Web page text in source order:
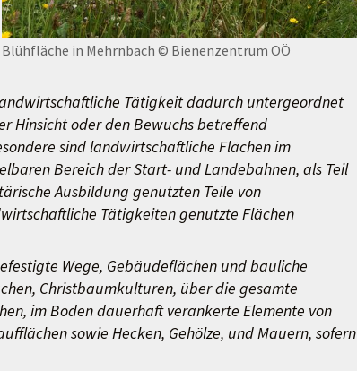
Blühfläche in Mehrnbach © Bienenzentrum OÖ
Tätigkeit dadurch untergeordnet
Hinsicht oder den Bewuchs betreffend
sind landwirtschaftliche Flächen im
Bereich der Start- und Landebahnen, als Teil
Ausbildung genutzten Teile von
Tätigkeiten genutzte Flächen
Wege, Gebäudeflächen und bauliche
Christbaumkulturen, über die gesamte
im Boden dauerhaft verankerte Elemente von
sowie Hecken, Gehölze, und Mauern, sofern